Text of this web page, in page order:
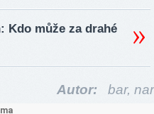
Kdo může za drahé
Autor: bar, nar